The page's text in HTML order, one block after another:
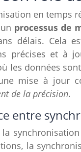
en temps
processus de
délais. Cela
précises et à
les données
mise à jour
de la précision.
entre
la
la